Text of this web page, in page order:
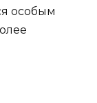
особым